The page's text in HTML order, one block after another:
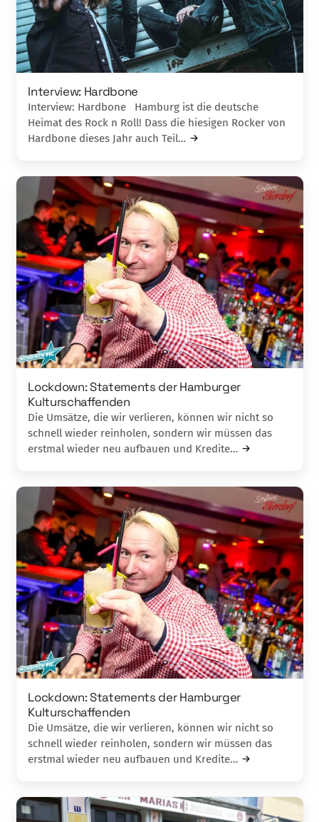
Interview: Hardbone
Interview: Hardbone Hamburg ist die deutsche
Heimat des Rock n Roll! Dass die hiesigen Rocker von
Hardbone dieses Jahr auch Teil…
Lockdown: Statements der Hamburger
Kulturschaffenden
Die Umsätze, die wir verlieren, können wir nicht so
schnell wieder reinholen, sondern wir müssen das
erstmal wieder neu aufbauen und Kredite…
Lockdown: Statements der Hamburger
Kulturschaffenden
Die Umsätze, die wir verlieren, können wir nicht so
schnell wieder reinholen, sondern wir müssen das
erstmal wieder neu aufbauen und Kredite…